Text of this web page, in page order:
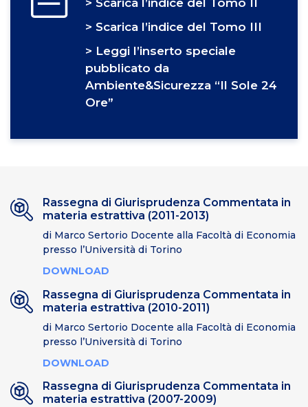
> Scarica l’indice del Tomo III
> Leggi l’inserto speciale
pubblicato da
Ambiente&Sicurezza “Il Sole 24
Ore”
Rassegna di Giurisprudenza Commentata in
materia estrattiva (2011-2013)
di Marco Sertorio Docente alla Facoltà di Economia
presso l’Università di Torino
DOWNLOAD
Rassegna di Giurisprudenza Commentata in
materia estrattiva (2010-2011)
di Marco Sertorio Docente alla Facoltà di Economia
presso l’Università di Torino
DOWNLOAD
Rassegna di Giurisprudenza Commentata in
materia estrattiva (2007-2009)